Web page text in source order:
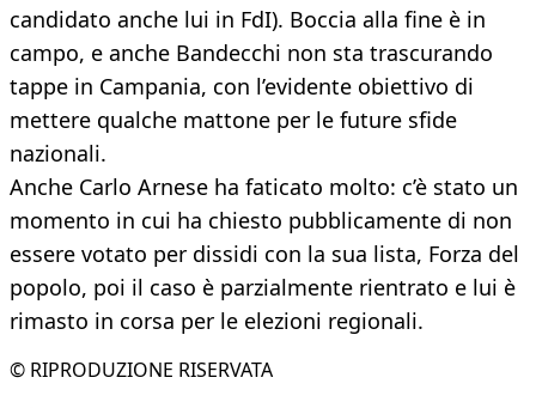
candidato anche lui in FdI). Boccia alla fine è in
campo, e anche Bandecchi non sta trascurando
tappe in Campania, con l’evidente obiettivo di
mettere qualche mattone per le future sfide
nazionali.
Anche Carlo Arnese ha faticato molto: c’è stato un
momento in cui ha chiesto pubblicamente di non
essere votato per dissidi con la sua lista, Forza del
popolo, poi il caso è parzialmente rientrato e lui è
rimasto in corsa per le elezioni regionali.
© RIPRODUZIONE RISERVATA